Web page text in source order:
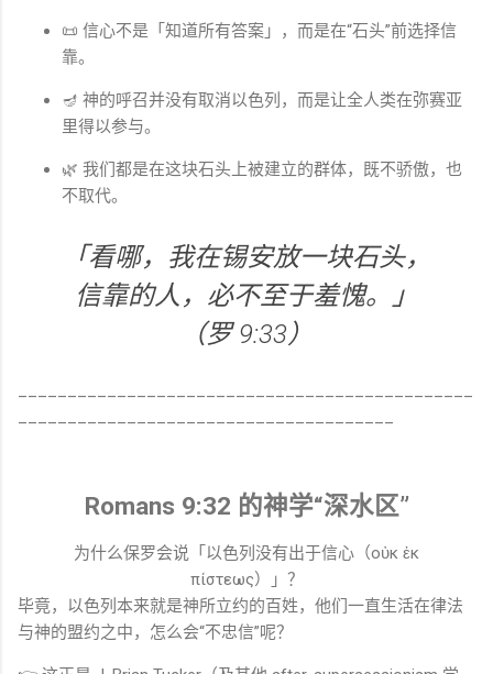
📜 信心不是「知道所有答案」，而是在“石头”前选择信
靠。
🪔 神的呼召并没有取消以色列，而是让全人类在弥赛亚
里得以参与。
🌿 我们都是在这块石头上被建立的群体，既不骄傲，也
不取代。
「看哪，我在锡安放一块石头，
信靠的人，必不至于羞愧。」
（罗 9:33）
Romans 9:32 的神学“深水区”
为什么保罗会说「以色列没有出于信心（οὐκ ἐκ
πίστεως）」？
毕竟，以色列本来就是神所立约的百姓，他们一直生活在律法
与神的盟约之中，怎么会“不忠信”呢？